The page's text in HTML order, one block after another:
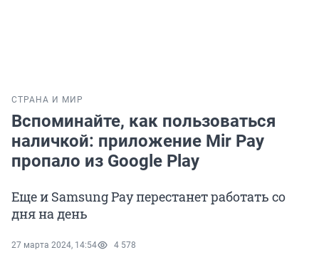
СТРАНА И МИР
Вспоминайте, как пользоваться
наличкой: приложение Mir Pay
пропало из Google Play
Еще и Samsung Pay перестанет работать со
дня на день
27 марта 2024, 14:54 4 578